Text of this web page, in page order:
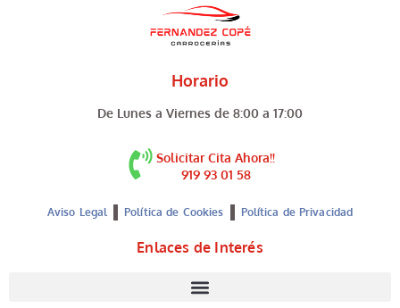
Horario
De Lunes a Viernes de 8:00 a 17:00
Solicitar Cita Ahora!!
919 93 01 58
Aviso Legal Política de Cookies Política de Privacidad
Enlaces de Interés